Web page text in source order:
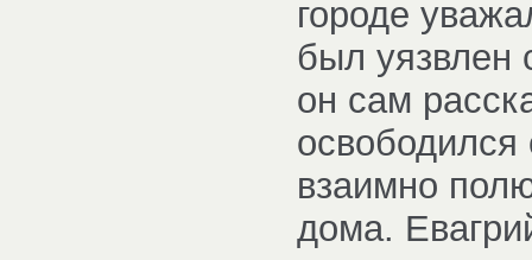
городе
был уязвлен
он сам
взаимно
дома.